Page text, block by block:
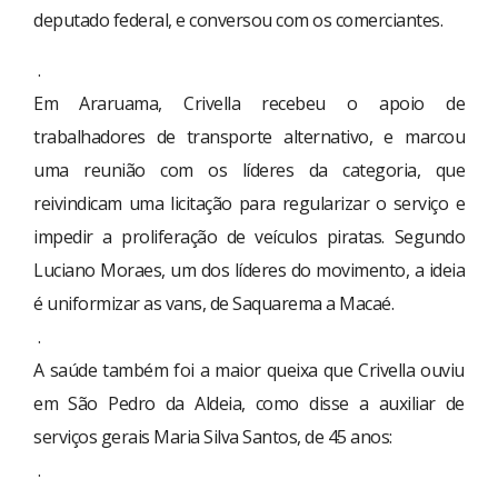
deputado federal, e conversou com os comerciantes.
.
Em Araruama, Crivella recebeu o apoio de
trabalhadores de transporte alternativo, e marcou
uma reunião com os líderes da categoria, que
reivindicam uma licitação para regularizar o serviço e
impedir a proliferação de veículos piratas. Segundo
Luciano Moraes, um dos líderes do movimento, a ideia
é uniformizar as vans, de Saquarema a Macaé.
.
A saúde também foi a maior queixa que Crivella ouviu
em São Pedro da Aldeia, como disse a auxiliar de
serviços gerais Maria Silva Santos, de 45 anos:
.